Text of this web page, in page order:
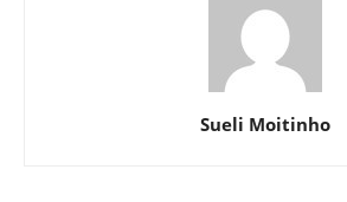
Sueli Moitinho